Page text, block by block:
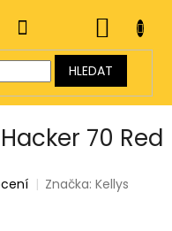
HLEDAT
KOŠÍK
70 Red
Značka:Kellys